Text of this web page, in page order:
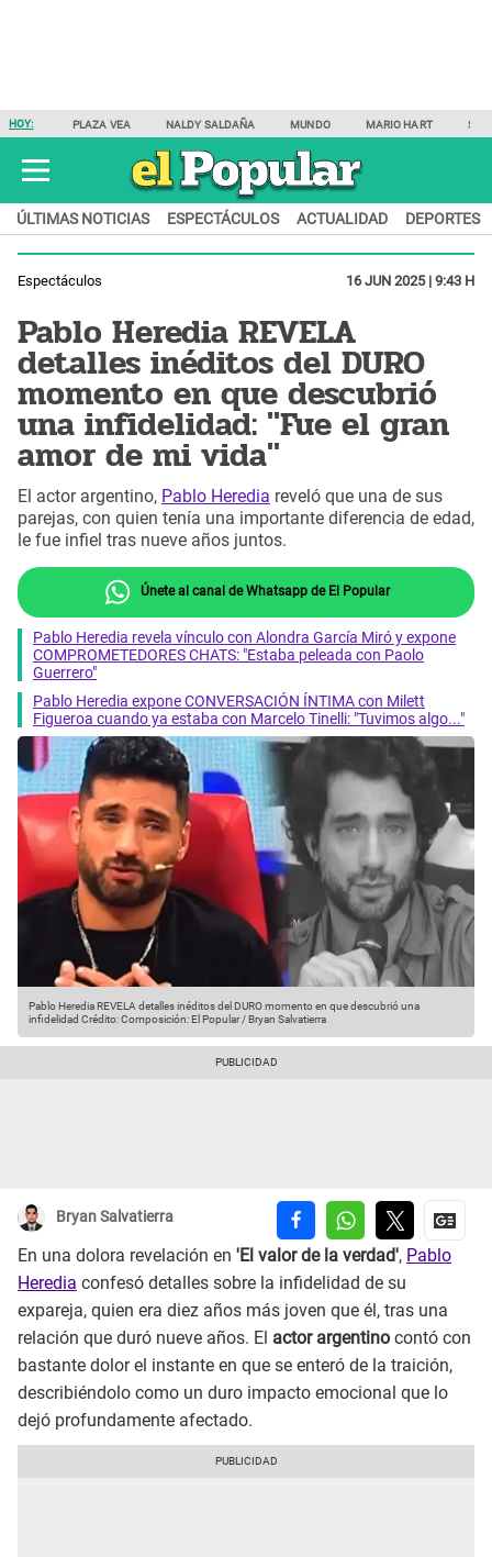
HOY: PLAZA VEA NALDY SALDAÑA MUNDO MARIO HART
ÚLTIMAS NOTICIAS ESPECTÁCULOS ACTUALIDAD DEPORTES
Espectáculos 16 JUN 2025 | 9:43 H
Pablo Heredia REVELA
detalles inéditos del DURO
momento en que descubrió
una infidelidad: "Fue el gran
amor de mi vida"
El actor argentino, Pablo Heredia reveló que una de sus
parejas, con quien tenía una importante diferencia de edad,
le fue infiel tras nueve años juntos.
Únete al canal de Whatsapp de El Popular
Pablo Heredia revela vínculo con Alondra García Miró y expone
COMPROMETEDORES CHATS: "Estaba peleada con Paolo
Guerrero"
Pablo Heredia expone CONVERSACIÓN ÍNTIMA con Milett
Figueroa cuando ya estaba con Marcelo Tinelli: "Tuvimos algo..."
Pablo Heredia REVELA detalles inéditos del DURO momento en que descubrió una
infidelidad Crédito: Composición: El Popular / Bryan Salvatierra
Bryan Salvatierra
En una dolora revelación en 'El valor de la verdad', Pablo
Heredia confesó detalles sobre la infidelidad de su
expareja, quien era diez años más joven que él, tras una
relación que duró nueve años. El actor argentino contó con
bastante dolor el instante en que se enteró de la traición,
describiéndolo como un duro impacto emocional que lo
dejó profundamente afectado.